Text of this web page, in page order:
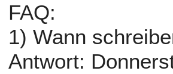
FAQ:
1) Wann
Antwort: